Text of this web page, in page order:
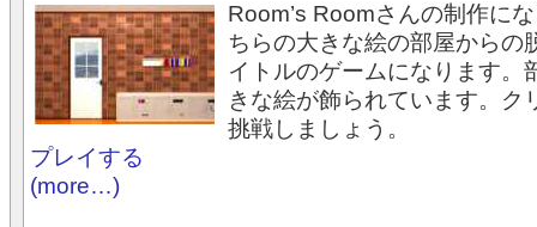
Room’s Roomさんの制作に
ちらの大きな絵の部屋からの
イトルのゲームになります。
きな絵が飾られています。ク
挑戦しましょう。
プレイする
(more…)